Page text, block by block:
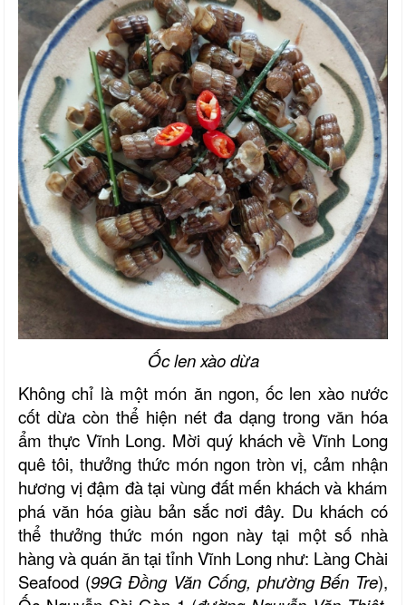
Ốc len xào dừa
Không chỉ là một món ăn ngon, ốc len xào nước
cốt dừa còn thể hiện nét đa dạng trong văn hóa
ẩm thực Vĩnh Long. Mời quý khách về Vĩnh Long
quê tôi, thưởng thức món ngon tròn vị, cảm nhận
hương vị đậm đà tại vùng đất mến khách và khám
phá văn hóa giàu bản sắc nơi đây. Du khách có
thể thưởng thức món ngon này tại một số nhà
hàng và quán ăn tại tỉnh Vĩnh Long như: Làng Chài
Seafood (99G Đồng Văn Cống, phường Bến Tre),